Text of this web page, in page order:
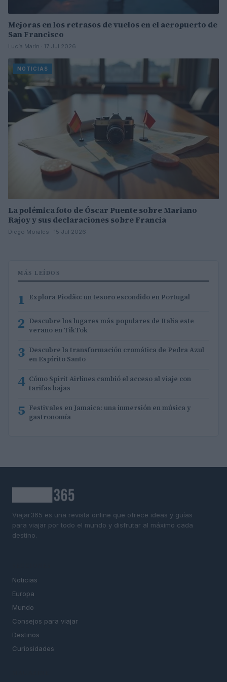
Mejoras en los retrasos de vuelos en el aeropuerto de
San Francisco
Lucía Marín · 17 Jul 2026
NOTICIAS
La polémica foto de Óscar Puente sobre Mariano
Rajoy y sus declaraciones sobre Francia
Diego Morales · 15 Jul 2026
MÁS LEÍDOS
1 Explora Piodão: un tesoro escondido en Portugal
2 Descubre los lugares más populares de Italia este
verano en TikTok
3 Descubre la transformación cromática de Pedra Azul
en Espírito Santo
4 Cómo Spirit Airlines cambió el acceso al viaje con
tarifas bajas
5 Festivales en Jamaica: una inmersión en música y
gastronomía
Viajar365 es una revista online que ofrece ideas y guías
para viajar por todo el mundo y disfrutar al máximo cada
destino.
Noticias
Europa
Mundo
Consejos para viajar
Destinos
Curiosidades